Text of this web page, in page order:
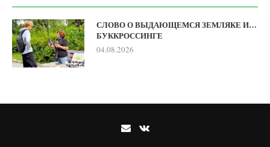
СЛОВО О ВЫДАЮЩЕМСЯ ЗЕМЛЯКЕ И…
БУККРОССИНГЕ
04.08.2026